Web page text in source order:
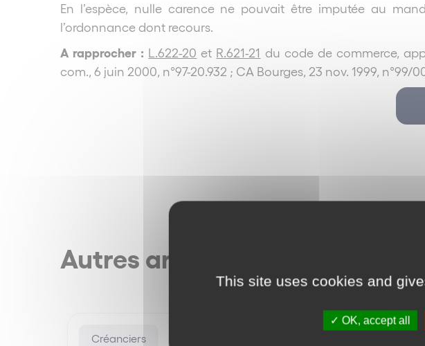
En l’espèce, nulle carence ne pouvait être imputée au
l’ordonnance dont recours.
A rapprocher : L.622-20 et R.621-21 du code de commerce,
com., 6 juin 2000, n°97-20.932 ; CA Bourges, 23 nov. 1999,
Autres articles
Créanciers
This site uses cookies and
OK, accept all